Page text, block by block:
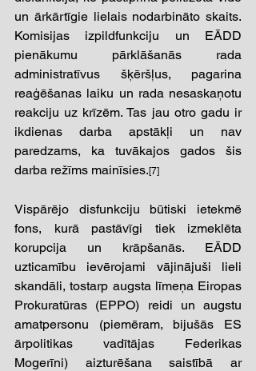
un ārkārtīgie lielais nodarbināto skaits.
Komisijas izpildfunkciju un EĀDD
pienākumu pārklāšanās rada
administratīvus šķēršļus, pagarina
reaģēšanas laiku un rada nesaskaņotu
reakciju uz krīzēm. Tas jau otro gadu ir
ikdienas darba apstākļi un nav
paredzams, ka tuvākajos gados šis
darba režīms mainīsies.[7]
Vispārējo disfunkciju būtiski ietekmē
fons, kurā pastāvīgi tiek izmeklēta
korupcija un krāpšanās. EĀDD
uzticamību ievērojami vājinājuši lieli
skandāli, tostarp augsta līmeņa Eiropas
Prokuratūras (EPPO) reidi un augstu
amatpersonu (piemēram, bijušās ES
ārpolitikas vadītājas Federikas
Mogerīni) aizturēšana saistībā ar